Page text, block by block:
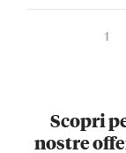
1
Scopri
nostre